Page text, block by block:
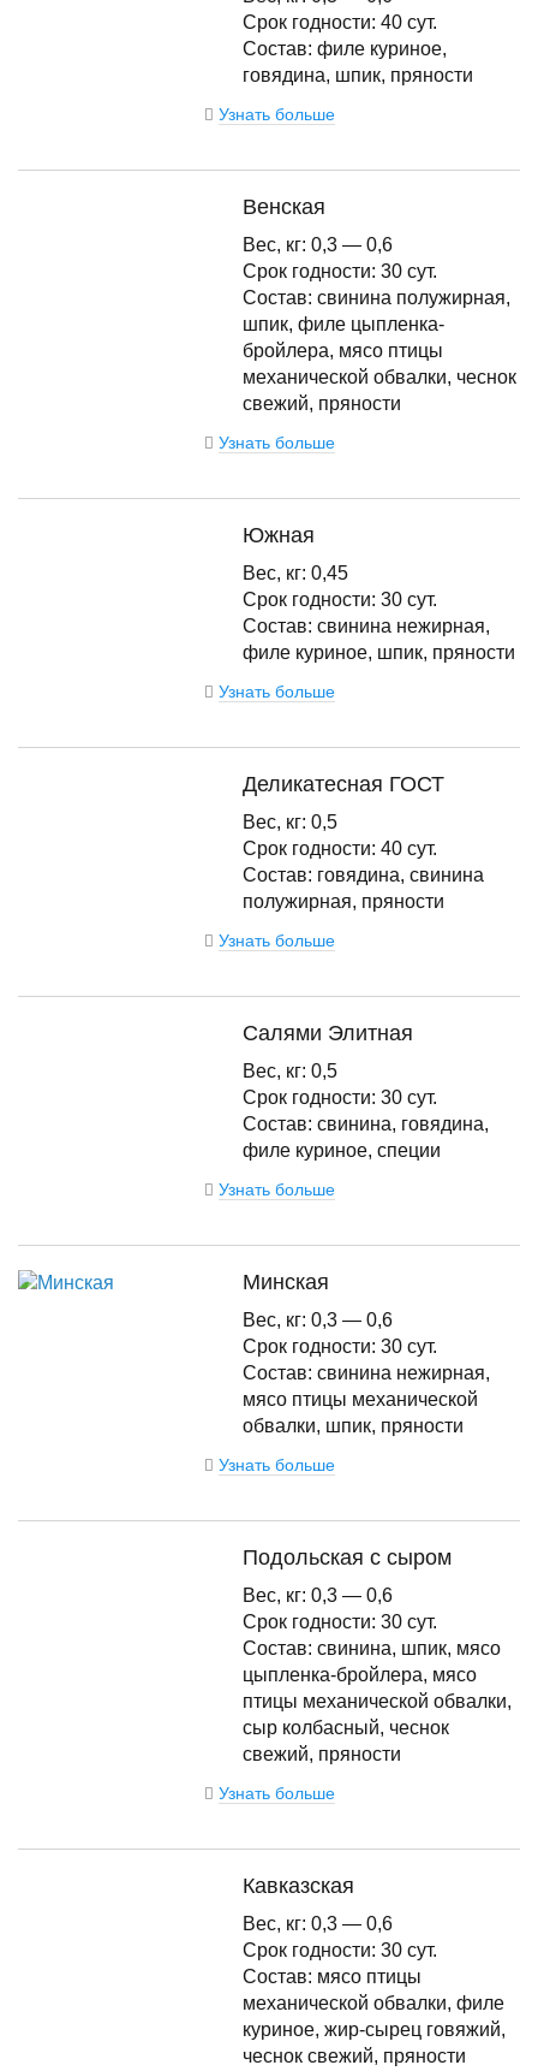
Срок годности: 40 сут.
Состав: филе куриное,
говядина, шпик, пряности
Узнать больше
Венская
Вес, кг: 0,3 — 0,6
Срок годности: 30 сут.
Состав: свинина полужирная,
шпик, филе цыпленка-
бройлера, мясо птицы
механической обвалки, чеснок
свежий, пряности
Узнать больше
Южная
Вес, кг: 0,45
Срок годности: 30 сут.
Состав: свинина нежирная,
филе куриное, шпик, пряности
Узнать больше
Деликатесная ГОСТ
Вес, кг: 0,5
Срок годности: 40 сут.
Состав: говядина, свинина
полужирная, пряности
Узнать больше
Салями Элитная
Вес, кг: 0,5
Срок годности: 30 сут.
Состав: свинина, говядина,
филе куриное, специи
Узнать больше
Минская
Вес, кг: 0,3 — 0,6
Срок годности: 30 сут.
Состав: свинина нежирная,
мясо птицы механической
обвалки, шпик, пряности
Узнать больше
Подольская с сыром
Вес, кг: 0,3 — 0,6
Срок годности: 30 сут.
Состав: свинина, шпик, мясо
цыпленка-бройлера, мясо
птицы механической обвалки,
сыр колбасный, чеснок
свежий, пряности
Узнать больше
Кавказская
Вес, кг: 0,3 — 0,6
Срок годности: 30 сут.
Состав: мясо птицы
механической обвалки, филе
куриное, жир-сырец говяжий,
чеснок свежий, пряности